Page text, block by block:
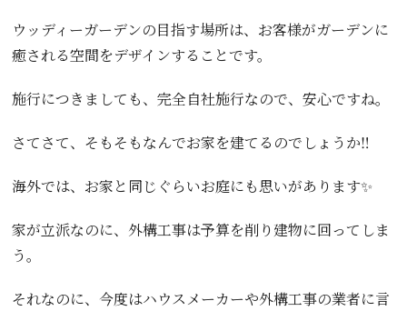
ウッディーガーデンの目指す場所は、お客様がガーデンに
癒される空間をデザインすることです。
施行につきましても、完全自社施行なので、安心ですね。
さてさて、そもそもなんでお家を建てるのでしょうか‼️
海外では、お家と同じぐらいお庭にも思いがあります✨
家が立派なのに、外構工事は予算を削り建物に回ってしま
う。
それなのに、今度はハウスメーカーや外構工事の業者に言